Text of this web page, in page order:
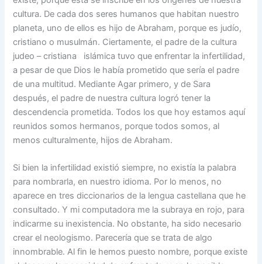
cultura. De cada dos seres humanos que habitan nuestro
planeta, uno de ellos es hijo de Abraham, porque es judío,
cristiano o musulmán. Ciertamente, el padre de la cultura
judeo – cristiana islámica tuvo que enfrentar la infertilidad,
a pesar de que Dios le había prometido que sería el padre
de una multitud. Mediante Agar primero, y de Sara
después, el padre de nuestra cultura logró tener la
descendencia prometida. Todos los que hoy estamos aquí
reunidos somos hermanos, porque todos somos, al
menos culturalmente, hijos de Abraham.
Si bien la infertilidad existió siempre, no existía la palabra
para nombrarla, en nuestro idioma. Por lo menos, no
aparece en tres diccionarios de la lengua castellana que he
consultado. Y mi computadora me la subraya en rojo, para
indicarme su inexistencia. No obstante, ha sido necesario
crear el neologismo. Parecería que se trata de algo
innombrable. Al fin le hemos puesto nombre, porque existe